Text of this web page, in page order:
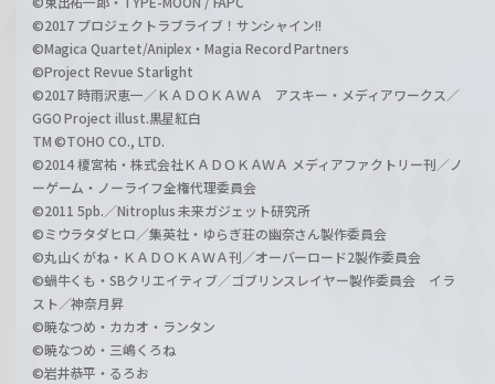
©2017 プロジェクトラブライブ！サンシャイン!!
©Magica Quartet/Aniplex・Magia Record Partners
©Project Revue Starlight
©2017 時雨沢恵一／ＫＡＤＯＫＡＷＡ アスキー・メディアワークス／
GGO Project illust.黒星紅白
TM ©TOHO CO., LTD.
©2014 榎宮祐・株式会社ＫＡＤＯＫＡＷＡ メディアファクトリー刊／ノ
ーゲーム・ノーライフ全権代理委員会
©2011 5pb.／Nitroplus 未来ガジェット研究所
©ミウラタダヒロ／集英社・ゆらぎ荘の幽奈さん製作委員会
©丸山くがね・ＫＡＤＯＫＡＷＡ刊／オーバーロード2製作委員会
©蝸牛くも・SBクリエイティブ／ゴブリンスレイヤー製作委員会 イラ
スト／神奈月昇
©暁なつめ・カカオ・ランタン
©暁なつめ・三嶋くろね
©岩井恭平・るろお